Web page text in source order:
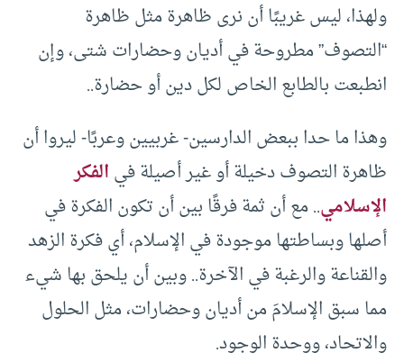
ولهذا، ليس غريبًا أن نرى ظاهرة مثل ظاهرة
“التصوف” مطروحة في أديان وحضارات شتى، وإن
انطبعت بالطابع الخاص لكل دين أو حضارة..
وهذا ما حدا ببعض الدارسين- غربيين وعربًا- ليروا أن
ظاهرة التصوف دخيلة أو غير أصيلة فيالفكر
الإسلامي.. مع أن ثمة فرقًا بين أن تكون الفكرة في
أصلها وبساطتها موجودة في الإسلام، أي فكرة الزهد
والقناعة والرغبة في الآخرة.. وبين أن يلحق بها شيء
مما سبق الإسلامَ من أديان وحضارات، مثل الحلول
والاتحاد، ووحدة الوجود.